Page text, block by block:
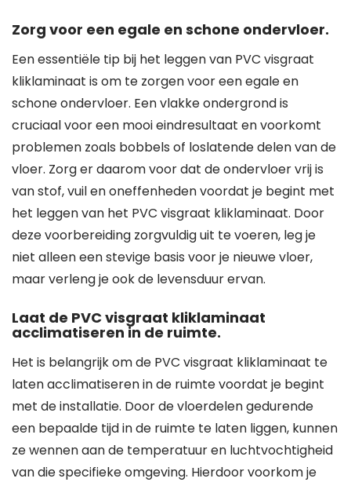
Zorg voor een egale en schone ondervloer.
Een essentiële tip bij het leggen van PVC visgraat
kliklaminaat is om te zorgen voor een egale en
schone ondervloer. Een vlakke ondergrond is
cruciaal voor een mooi eindresultaat en voorkomt
problemen zoals bobbels of loslatende delen van de
vloer. Zorg er daarom voor dat de ondervloer vrij is
van stof, vuil en oneffenheden voordat je begint met
het leggen van het PVC visgraat kliklaminaat. Door
deze voorbereiding zorgvuldig uit te voeren, leg je
niet alleen een stevige basis voor je nieuwe vloer,
maar verleng je ook de levensduur ervan.
Laat de PVC visgraat kliklaminaat
acclimatiseren in de ruimte.
Het is belangrijk om de PVC visgraat kliklaminaat te
laten acclimatiseren in de ruimte voordat je begint
met de installatie. Door de vloerdelen gedurende
een bepaalde tijd in de ruimte te laten liggen, kunnen
ze wennen aan de temperatuur en luchtvochtigheid
van die specifieke omgeving. Hierdoor voorkom je